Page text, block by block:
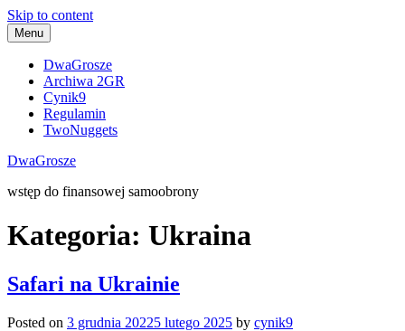
Skip to content
Menu
DwaGrosze
Archiwa 2GR
Cynik9
Regulamin
TwoNuggets
DwaGrosze
wstęp do finansowej samoobrony
Kategoria: Ukraina
Safari na Ukrainie
Posted on 3 grudnia 20225 lutego 2025 by cynik9